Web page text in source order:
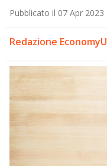
Pubblicato il 07 Apr 2023
Redazione